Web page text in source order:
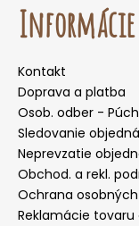
Informácie
Kontakt
Doprava a platba
Osob. odber -
Sledovanie
Neprevzatie
Obchod. a rekl.
Ochrana
Reklamácie tovaru